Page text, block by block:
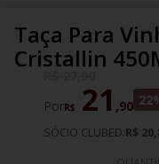
Taça Para
Cristallin
PorR$ 21 ,90
SÓCIO CLUBED:R$